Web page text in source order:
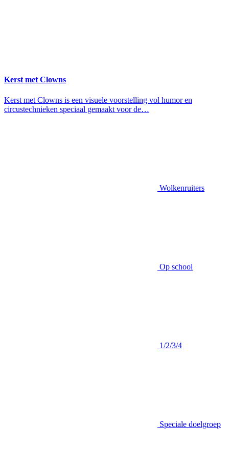
Kerst met Clowns
Kerst met Clowns is een visuele voorstelling vol humor en
circustechnieken speciaal gemaakt voor de…
Wolkenruiters
Op school
1/2/3/4
Speciale doelgroep